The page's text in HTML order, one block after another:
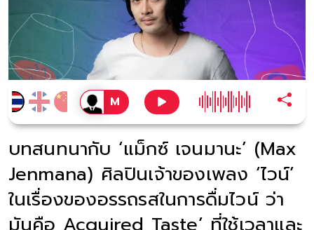
บทสนทนากับ ‘แม็กซ์ เจนมานะ’ (Max
Jenmana) ศิลปินเจ้าของเพลง ‘ไวน์’
ในเรื่องของอรรถรสในการดื่มไวน์ ว่า